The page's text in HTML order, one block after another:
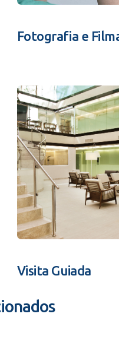
Fotografia e
Visita Guiada